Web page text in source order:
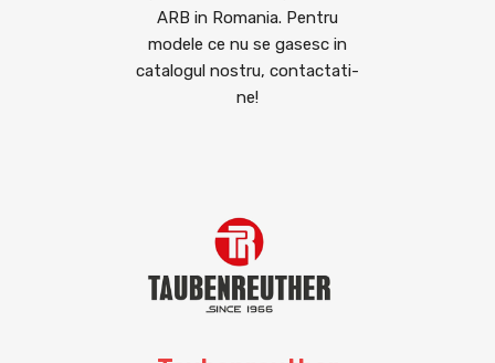
ARB in Romania. Pentru
modele ce nu se gasesc in
catalogul nostru, contactati-
ne!